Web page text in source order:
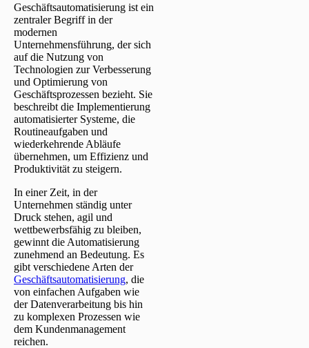
Geschäftsautomatisierung ist ein
zentraler Begriff in der
modernen
Unternehmensführung, der sich
auf die Nutzung von
Technologien zur Verbesserung
und Optimierung von
Geschäftsprozessen bezieht. Sie
beschreibt die Implementierung
automatisierter Systeme, die
Routineaufgaben und
wiederkehrende Abläufe
übernehmen, um Effizienz und
Produktivität zu steigern.
In einer Zeit, in der
Unternehmen ständig unter
Druck stehen, agil und
wettbewerbsfähig zu bleiben,
gewinnt die Automatisierung
zunehmend an Bedeutung. Es
gibt verschiedene Arten der
Geschäftsautomatisierung, die
von einfachen Aufgaben wie
der Datenverarbeitung bis hin
zu komplexen Prozessen wie
dem Kundenmanagement
reichen.